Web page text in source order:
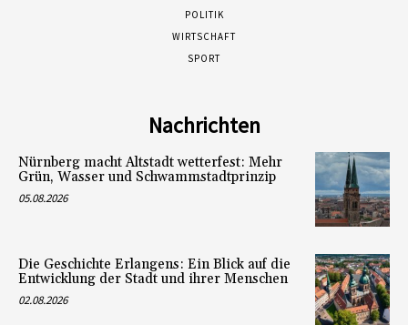
POLITIK
WIRTSCHAFT
SPORT
Nachrichten
Nürnberg macht Altstadt wetterfest: Mehr
Grün, Wasser und Schwammstadtprinzip
05.08.2026
Die Geschichte Erlangens: Ein Blick auf die
Entwicklung der Stadt und ihrer Menschen
02.08.2026